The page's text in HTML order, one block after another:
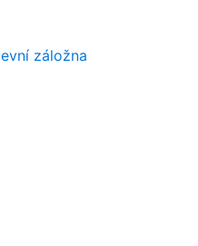
záložna